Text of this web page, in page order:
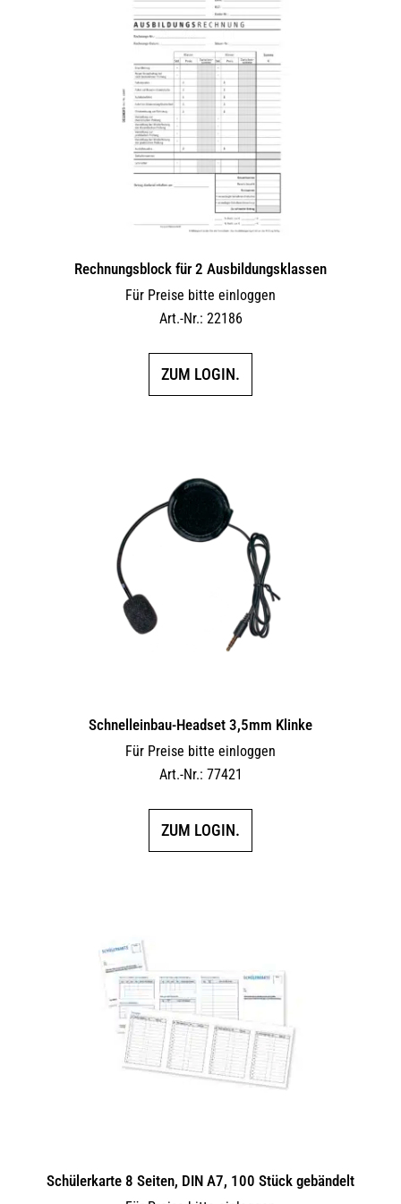
Rechnungsblock für 2 Ausbil­dungs­klassen
Für Preise bitte einloggen
Art.-Nr.: 22186
ZUM LOGIN.
Schnelleinbau-Headset 3,5mm Klinke
Für Preise bitte einloggen
Art.-Nr.: 77421
ZUM LOGIN.
Schülerkarte 8 Seiten, DIN A7, 100 Stück gebändelt